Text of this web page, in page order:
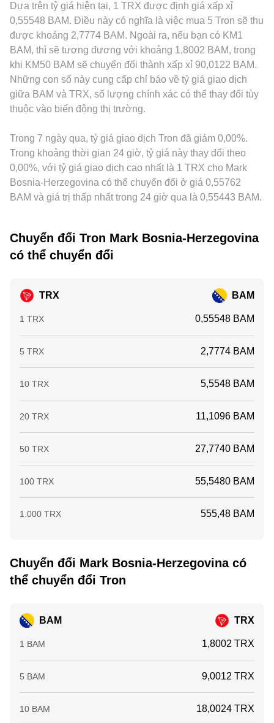
quy định về staking, hay những thông báo liên quan đến
TRON Foundation/Tron DAO, cũng như chính sách niêm yết
tại một số khu vực pháp lý có thể tạo biến động tức thời.
Cuối cùng, động lực kỹ thuật như funding rate trên hợp đồng
tương lai TRX, biến động quanh kỳ đáo hạn phái sinh,
chênh lệch basis giữa thị trường giao ngay và phái sinh,
cùng dòng vốn lớn từ các ví cá voi chuyển lên hoặc rút khỏi
sàn, đều có thể làm conversion rate TRX/BAM biến động
thức x × y = k, trong đó giá tức thời xấp xỉ y/x dựa trên tỷ lệ
hai tài sản trong pool (ví dụ TRX/USDT). Biến động giá trên
các pool này, khi được các bot và nhà giao dịch chênh lệch
chuyển tải sang sàn tập trung, cũng góp phần định hình
conversion rate TRX/BAM ở cấp độ toàn thị trường.
cũng tạo ra “premium” hoặc “discount” cho TRX, ví dụ các
hạn chế niêm yết, thay đổi chính sách đối với stablecoin,
hay yêu cầu tuân thủ địa phương ảnh hưởng đến dòng vốn
và mức giá cục bộ tính theo BAM. Ngoài ra, nhiều nơi báo
giá TRX chủ yếu qua cặp TRX/USDT, sau đó quy đổi sang
BAM; vì vậy, độ lệch của USDT so với BAM (thông qua liên
hệ USDT–USD–EUR–BAM) sẽ truyền vào báo giá cuối cùng
của TRX/BAM. Hoạt động arbitrage giữa các sàn có tác
dụng kéo các mức giá lại gần nhau, nhưng không loại bỏ
trễ mạng lưới và rủi ro thực thi, nên conversion rate
TRX/BAM vẫn có thể khác biệt tùy thời điểm và nền tảng.
Dựa trên tỷ giá hiện tại, 1 TRX được định giá xấp xỉ
0,55548 BAM. Điều này có nghĩa là việc mua 5 Tron sẽ thu
được khoảng 2,7774 BAM. Ngoài ra, nếu bạn có KM1
BAM, thì sẽ tương đương với khoảng 1,8002 BAM, trong
khi KM50 BAM sẽ chuyển đổi thành xấp xỉ 90,0122 BAM.
Những con số này cung cấp chỉ báo về tỷ giá giao dịch
giữa BAM và TRX, số lượng chính xác có thể thay đổi tùy
thuộc vào biến động thị trường.
Trong 7 ngày qua, tỷ giá giao dịch Tron đã giảm 0,00%.
Trong khoảng thời gian 24 giờ, tỷ giá này thay đổi theo
0,00%, với tỷ giá giao dịch cao nhất là 1 TRX cho Mark
Bosnia-Herzegovina có thể chuyển đổi ở giá 0,55762
BAM và giá trị thấp nhất trong 24 giờ qua là 0,55443 BAM.
Chuyển đổi Tron Mark Bosnia-Herzegovina
có thể chuyển đổi
TRX BAM
1 TRX 0,55548 BAM
5 TRX 2,7774 BAM
10 TRX 5,5548 BAM
20 TRX 11,1096 BAM
50 TRX 27,7740 BAM
100 TRX 55,5480 BAM
1.000 TRX 555,48 BAM
Chuyển đổi Mark Bosnia-Herzegovina có
thể chuyển đổi Tron
BAM TRX
1 BAM 1,8002 TRX
5 BAM 9,0012 TRX
10 BAM 18,0024 TRX